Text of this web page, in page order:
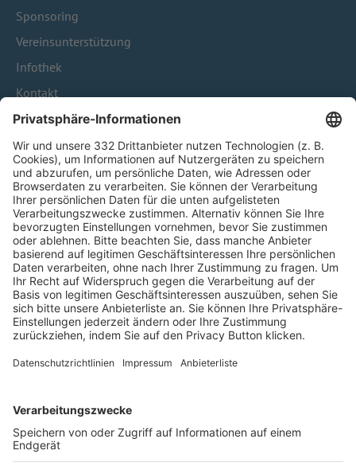
Sponsoring
Vereinsunterstützung
Infothek
Kontakt
HÄUFIG BESUCHTE SEITEN
Pässe und Vereinswechsel
Trainerausbildung
Schulungsangebot Vereinsmitarbeiter
BFV-Geschäftsstellen
Trainerbörse
Login SpielPlus
FOLGE DEM BFV
TOP-VEREINE